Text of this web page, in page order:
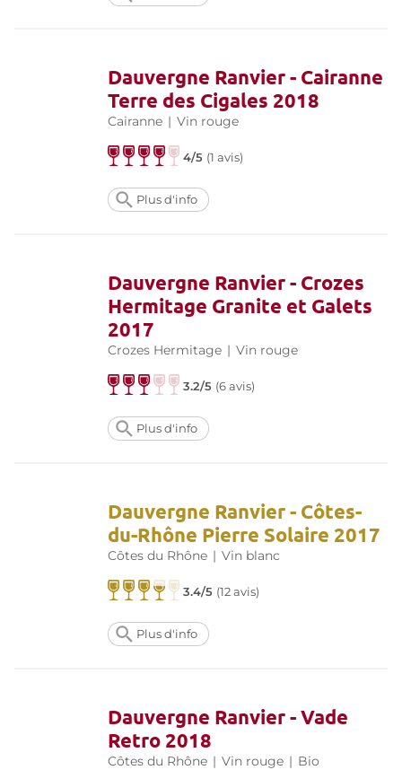
Dauvergne Ranvier - Cairanne
Terre des Cigales 2018
Cairanne | Vin rouge
4/5 (1 avis)
Plus d'info
Dauvergne Ranvier - Crozes
Hermitage Granite et Galets
2017
Crozes Hermitage | Vin rouge
3.2/5 (6 avis)
Plus d'info
Dauvergne Ranvier - Côtes-
du-Rhône Pierre Solaire 2017
Côtes du Rhône | Vin blanc
3.4/5 (12 avis)
Plus d'info
Dauvergne Ranvier - Vade
Retro 2018
Côtes du Rhône | Vin rouge | Bio